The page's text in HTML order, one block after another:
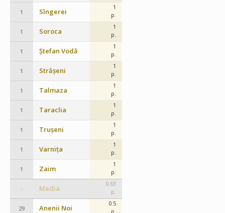
1 Sîngerei
1
p.
1 Soroca
1
p.
1 Ștefan Vodă
1
p.
1 Strășeni
1
p.
1 Talmaza
1
p.
1 Taraclia
1
p.
1 Trușeni
1
p.
1 Varnița
1
p.
1 Zaim
1
p.
– Media
0.63
p.
29 Anenii Noi
0.5
p.